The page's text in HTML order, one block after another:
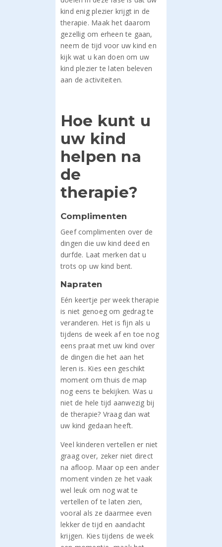
kind enig plezier krijgt in de
therapie. Maak het daarom
gezellig om erheen te gaan,
neem de tijd voor uw kind en
kijk wat u kan doen om uw
kind plezier te laten beleven
aan de activiteiten.
Hoe kunt u
uw kind
helpen na
de
therapie?
Complimenten
Geef complimenten over de
dingen die uw kind deed en
durfde. Laat merken dat u
trots op uw kind bent.
Napraten
Eén keertje per week therapie
is niet genoeg om gedrag te
veranderen. Het is fijn als u
tijdens de week af en toe nog
eens praat met uw kind over
de dingen die het aan het
leren is. Kies een geschikt
moment om thuis de map
nog eens te bekijken. Was u
niet de hele tijd aanwezig bij
de therapie? Vraag dan wat
uw kind gedaan heeft.
Veel kinderen vertellen er niet
graag over, zeker niet direct
na afloop. Maar op een ander
moment vinden ze het vaak
wel leuk om nog wat te
vertellen of te laten zien,
vooral als ze daarmee even
lekker de tijd en aandacht
krijgen. Kies tijdens de week